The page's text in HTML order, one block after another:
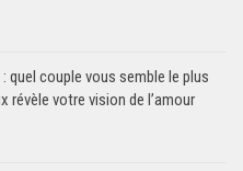
quel couple vous semble le plus
révèle votre vision de l’amour